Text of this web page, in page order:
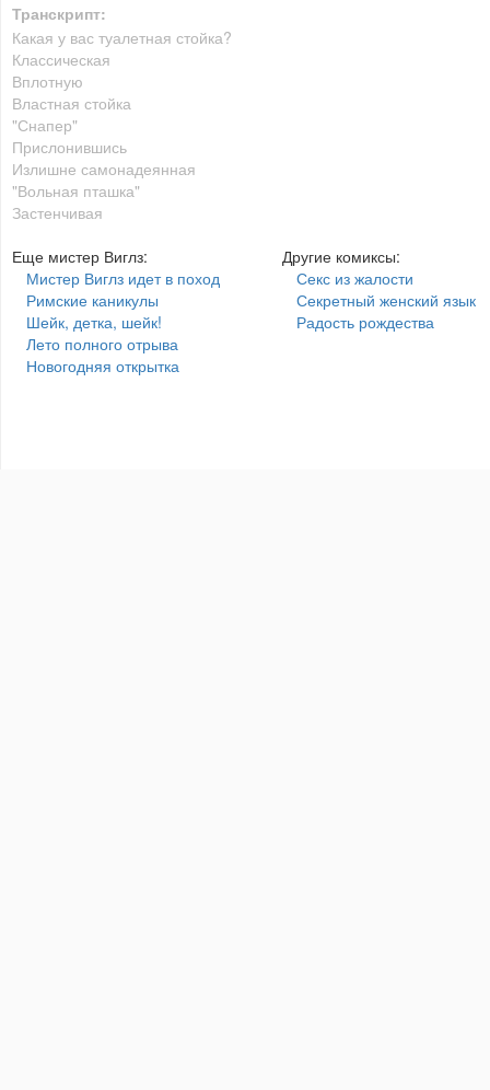
Транскрипт:
Какая у вас туалетная стойка?
Классическая
Вплотную
Властная стойка
"Снапер"
Прислонившись
Излишне самонадеянная
"Вольная пташка"
Застенчивая
Еще мистер Виглз:
Мистер Виглз идет в поход
Римские каникулы
Шейк, детка, шейк!
Лето полного отрыва
Новогодняя открытка
Другие комиксы:
Секс из жалости
Секретный женский язык
Радость рождества